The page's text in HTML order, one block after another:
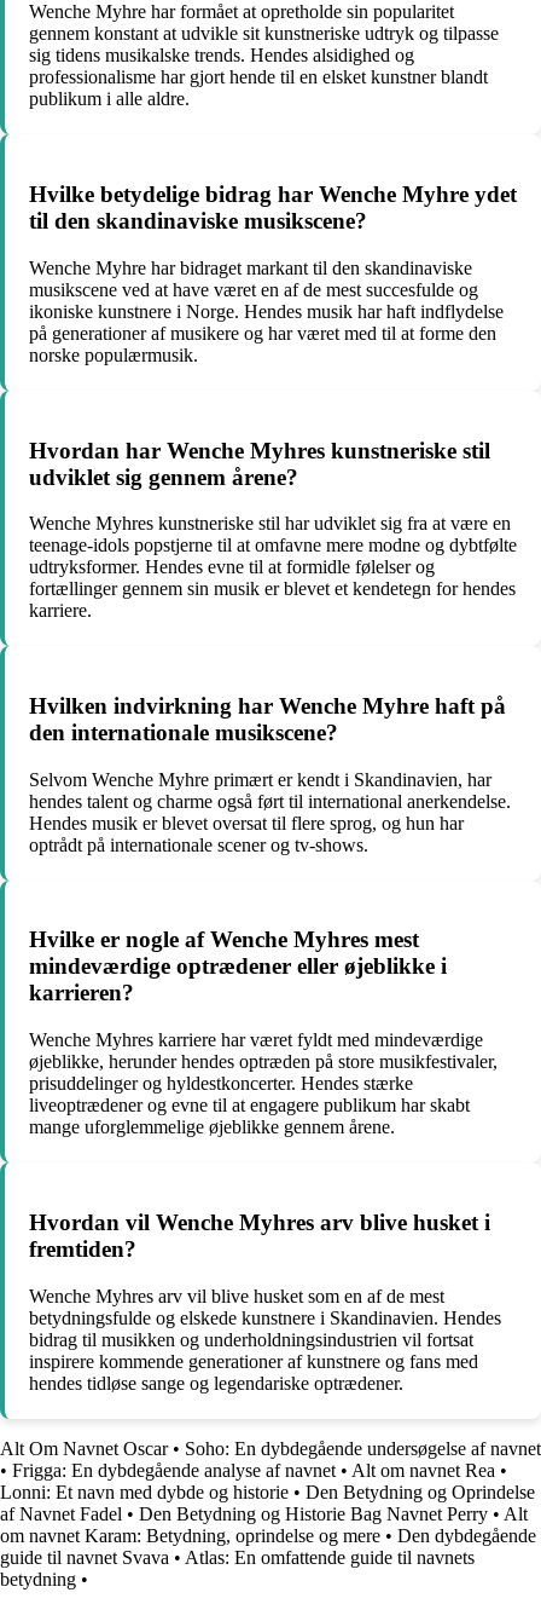
Wenche Myhre har formået at opretholde sin popularitet
gennem konstant at udvikle sit kunstneriske udtryk og tilpasse
sig tidens musikalske trends. Hendes alsidighed og
professionalisme har gjort hende til en elsket kunstner blandt
publikum i alle aldre.
Hvilke betydelige bidrag har Wenche Myhre ydet
til den skandinaviske musikscene?
Wenche Myhre har bidraget markant til den skandinaviske
musikscene ved at have været en af de mest succesfulde og
ikoniske kunstnere i Norge. Hendes musik har haft indflydelse
på generationer af musikere og har været med til at forme den
norske populærmusik.
Hvordan har Wenche Myhres kunstneriske stil
udviklet sig gennem årene?
Wenche Myhres kunstneriske stil har udviklet sig fra at være en
teenage-idols popstjerne til at omfavne mere modne og dybtfølte
udtryksformer. Hendes evne til at formidle følelser og
fortællinger gennem sin musik er blevet et kendetegn for hendes
karriere.
Hvilken indvirkning har Wenche Myhre haft på
den internationale musikscene?
Selvom Wenche Myhre primært er kendt i Skandinavien, har
hendes talent og charme også ført til international anerkendelse.
Hendes musik er blevet oversat til flere sprog, og hun har
optrådt på internationale scener og tv-shows.
Hvilke er nogle af Wenche Myhres mest
mindeværdige optrædener eller øjeblikke i
karrieren?
Wenche Myhres karriere har været fyldt med mindeværdige
øjeblikke, herunder hendes optræden på store musikfestivaler,
prisuddelinger og hyldestkoncerter. Hendes stærke
liveoptrædener og evne til at engagere publikum har skabt
mange uforglemmelige øjeblikke gennem årene.
Hvordan vil Wenche Myhres arv blive husket i
fremtiden?
Wenche Myhres arv vil blive husket som en af de mest
betydningsfulde og elskede kunstnere i Skandinavien. Hendes
bidrag til musikken og underholdningsindustrien vil fortsat
inspirere kommende generationer af kunstnere og fans med
hendes tidløse sange og legendariske optrædener.
Alt Om Navnet Oscar• Soho: En dybdegående undersøgelse af navnet
• Frigga: En dybdegående analyse af navnet • Alt om navnet Rea •
Lonni: Et navn med dybde og historie • Den Betydning og Oprindelse
af Navnet Fadel • Den Betydning og Historie Bag Navnet Perry • Alt
om navnet Karam: Betydning, oprindelse og mere • Den dybdegående
guide til navnet Svava • Atlas: En omfattende guide til navnets
betydning •